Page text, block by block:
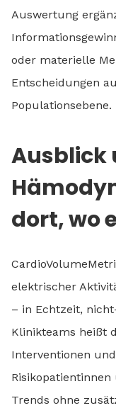
Auswertung
oder materielle
Entscheidungen
Populationsebene.
Ausblick
dort, wo
elektrischer
– in Echtzeit,
Klinikteams heißt
Interventionen
Trends ohne